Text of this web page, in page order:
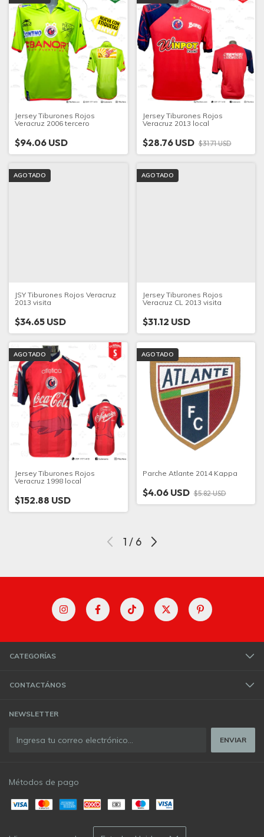
Jersey Tiburones Rojos
Veracruz 2006 tercero
$94.06 USD
Jersey Tiburones Rojos
Veracruz 2013 local
$28.76 USD $31.71 USD
AGOTADO
JSY Tiburones Rojos Veracruz
2013 visita
$34.65 USD
AGOTADO
Jersey Tiburones Rojos
Veracruz CL 2013 visita
$31.12 USD
AGOTADO
Jersey Tiburones Rojos
Veracruz 1998 local
$152.88 USD
AGOTADO
Parche Atlante 2014 Kappa
$4.06 USD $5.82 USD
1 / 6
CATEGORÍAS
CONTACTÁNOS
NEWSLETTER
Métodos de pago